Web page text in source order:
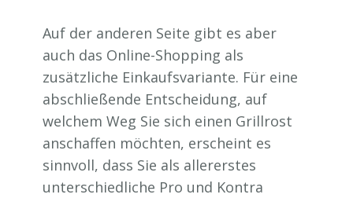
Auf der anderen Seite gibt es aber
auch das Online-Shopping als
zusätzliche Einkaufsvariante. Für eine
abschließende Entscheidung, auf
welchem Weg Sie sich einen Grillrost
anschaffen möchten, erscheint es
sinnvoll, dass Sie als allererstes
unterschiedliche Pro und Kontra